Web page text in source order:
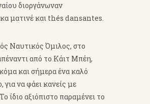
διοργάνωναν
ματινέ και thés dansantes.
Ναυτικός Όμιλος, στο
από το Κάιτ Μπέη,
και σήμερα ένα καλό
για να φάει κανείς με
ίδιο αξιόπιστο παραμένει το